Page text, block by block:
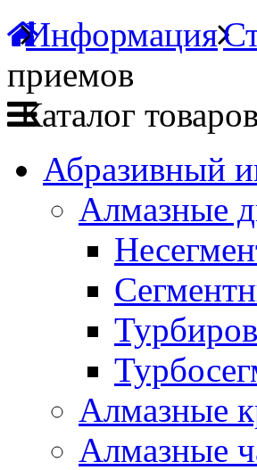
Информация
приемов
Каталог товаров
Абразивный
Алмазные
Алмазные
Алмазные